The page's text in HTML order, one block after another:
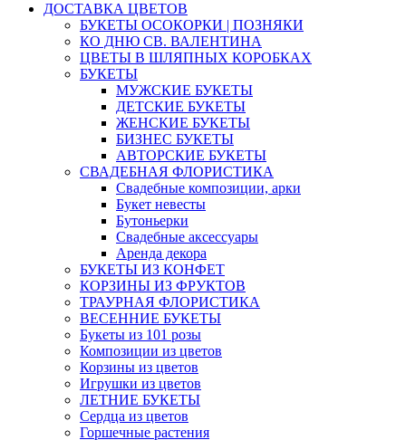
ДОСТАВКА ЦВЕТОВ
БУКЕТЫ ОСОКОРКИ | ПОЗНЯКИ
КО ДНЮ СВ. ВАЛЕНТИНА
ЦВЕТЫ В ШЛЯПНЫХ КОРОБКАХ
БУКЕТЫ
МУЖСКИЕ БУКЕТЫ
ДЕТСКИЕ БУКЕТЫ
ЖЕНСКИЕ БУКЕТЫ
БИЗНЕС БУКЕТЫ
АВТОРСКИЕ БУКЕТЫ
СВАДЕБНАЯ ФЛОРИСТИКА
Свадебные композиции, арки
Букет невесты
Бутоньерки
Свадебные аксессуары
Аренда декора
БУКЕТЫ ИЗ КОНФЕТ
КОРЗИНЫ ИЗ ФРУКТОВ
ТРАУРНАЯ ФЛОРИСТИКА
ВЕСЕННИЕ БУКЕТЫ
Букеты из 101 розы
Композиции из цветов
Корзины из цветов
Игрушки из цветов
ЛЕТНИЕ БУКЕТЫ
Сердца из цветов
Горшечные растения